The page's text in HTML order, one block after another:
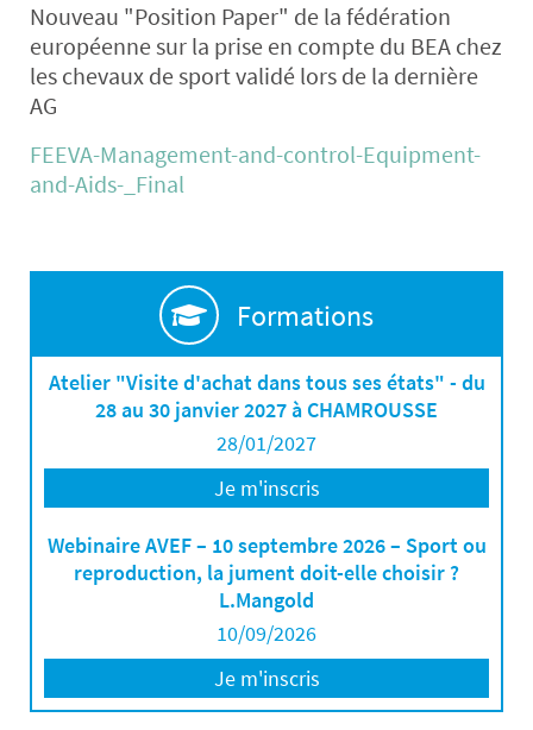
Nouveau "Position Paper" de la fédération
européenne sur la prise en compte du BEA chez
les chevaux de sport validé lors de la dernière
AG
FEEVA-Management-and-control-Equipment-
and-Aids-_Final
Formations
Atelier "Visite d'achat dans tous ses états" - du
28 au 30 janvier 2027 à CHAMROUSSE
28/01/2027
Je m'inscris
Webinaire AVEF – 10 septembre 2026 – Sport ou
reproduction, la jument doit-elle choisir ?
L.Mangold
10/09/2026
Je m'inscris